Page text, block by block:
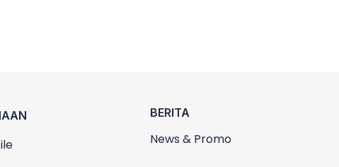
BERITA
News & Promo